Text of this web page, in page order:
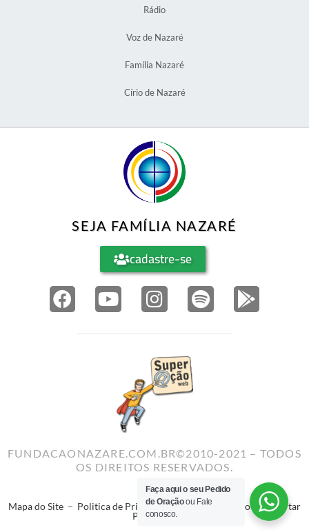
Rádio
Voz de Nazaré
Família Nazaré
Círio de Nazaré
SEJA FAMÍLIA NAZARÉ
cadastre-se
FUNDACAONAZARE.COM.BR©2010-2021 – TODOS
OS DIREITOS RESERVADOS.
Mapa do Site – Politica de Privacidade–Termos de Uso–Reportar
Problema
Faça aqui o seu Pedido
de Oraçãoou Fale
conosco.